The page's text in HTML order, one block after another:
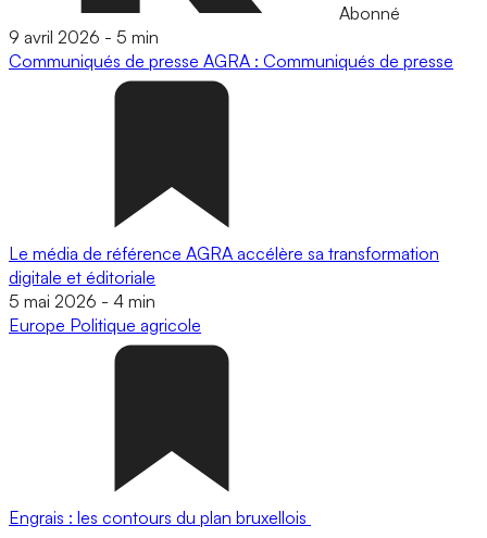
Abonné
9 avril 2026 - 5 min
Communiqués de presse AGRA : Communiqués de presse
Le média de référence AGRA accélère sa transformation
digitale et éditoriale
5 mai 2026 - 4 min
Europe Politique agricole
Engrais : les contours du plan bruxellois